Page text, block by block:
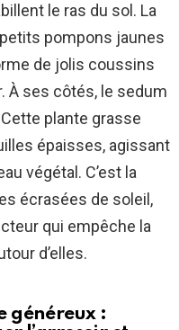
le ras du sol. La
pompons jaunes
de jolis coussins
À ses côtés, le sedum
plante grasse
épaisses, agissant
végétal. C’est la
écrasées de soleil,
qui empêche la
d’elles.
généreux :